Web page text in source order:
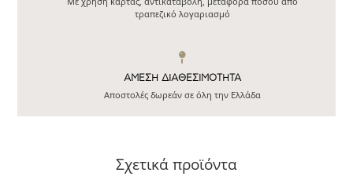
τραπεζικό λογαριασμό
ΆΜΕΣΗ ΔΙΑΘΕΣΙΜΌΤΗΤΑ
Αποστολές δωρεάν σε όλη την Ελλάδα
Σχετικά προϊόντα